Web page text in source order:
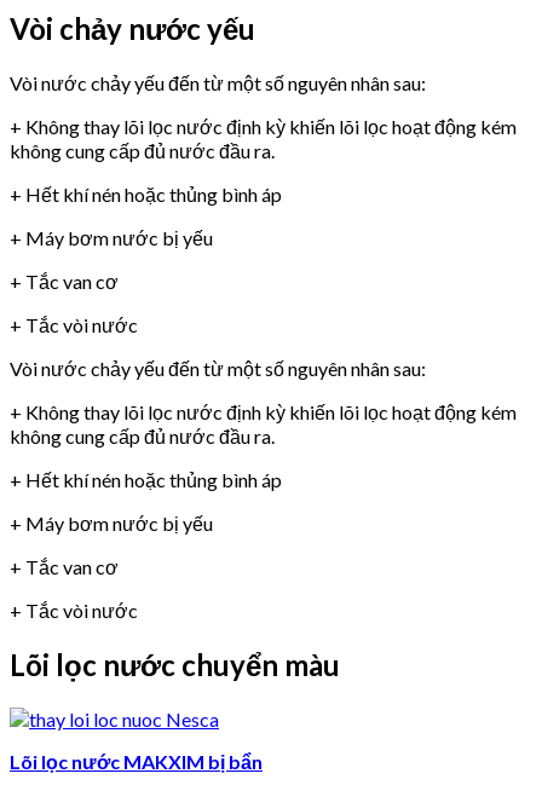
Vòi chảy nước yếu
Vòi nước chảy yếu đến từ một số nguyên nhân sau:
+ Không thay lõi lọc nước định kỳ khiến lõi lọc hoạt động kém
không cung cấp đủ nước đầu ra.
+ Hết khí nén hoặc thủng bình áp
+ Máy bơm nước bị yếu
+ Tắc van cơ
+ Tắc vòi nước
Vòi nước chảy yếu đến từ một số nguyên nhân sau:
+ Không thay lõi lọc nước định kỳ khiến lõi lọc hoạt động kém
không cung cấp đủ nước đầu ra.
+ Hết khí nén hoặc thủng bình áp
+ Máy bơm nước bị yếu
+ Tắc van cơ
+ Tắc vòi nước
Lõi lọc nước chuyển màu
Lõi lọc nước MAKXIM bị bẩn